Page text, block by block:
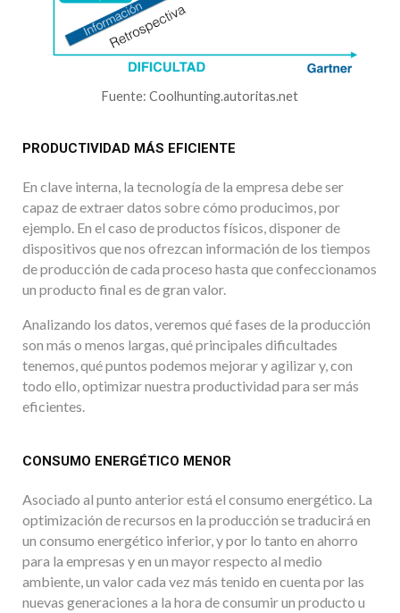
Fuente: Coolhunting.autoritas.net
PRODUCTIVIDAD MÁS EFICIENTE
En clave interna, la tecnología de la empresa debe ser
capaz de extraer datos sobre cómo producimos, por
ejemplo. En el caso de productos físicos, disponer de
dispositivos que nos ofrezcan información de los tiempos
de producción de cada proceso hasta que confeccionamos
un producto final es de gran valor.
Analizando los datos, veremos qué fases de la producción
son más o menos largas, qué principales dificultades
tenemos, qué puntos podemos mejorar y agilizar y, con
todo ello, optimizar nuestra productividad para ser más
eficientes.
CONSUMO ENERGÉTICO MENOR
Asociado al punto anterior está el consumo energético. La
optimización de recursos en la producción se traducirá en
un consumo energético inferior, y por lo tanto en ahorro
para la empresas y en un mayor respecto al medio
ambiente, un valor cada vez más tenido en cuenta por las
nuevas generaciones a la hora de consumir un producto u